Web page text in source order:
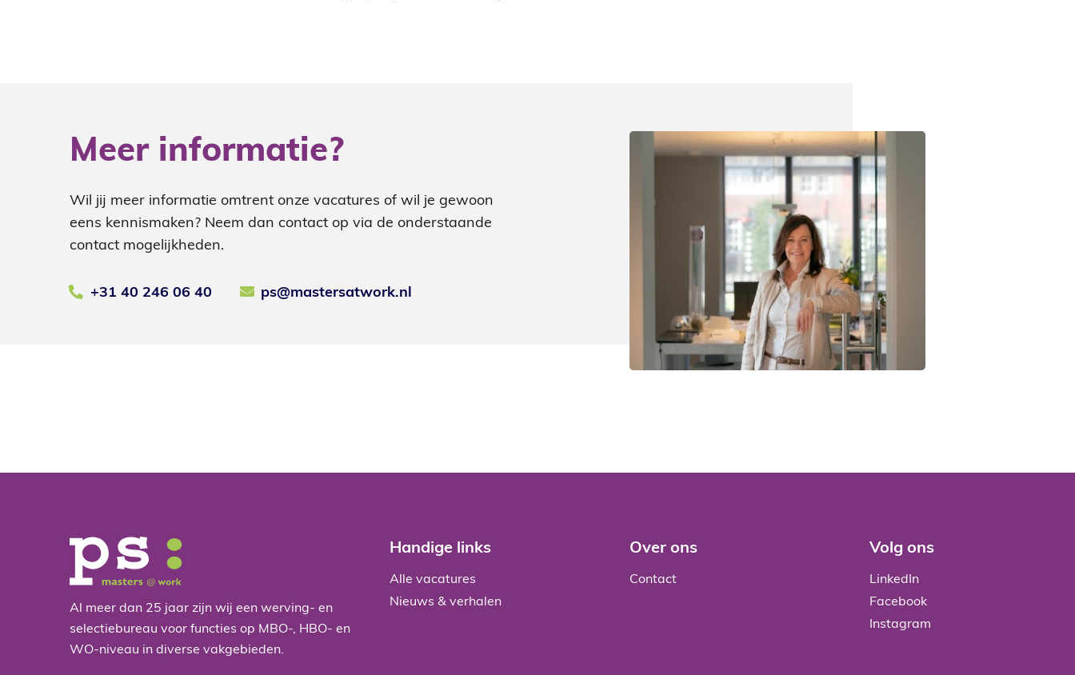
Meer informatie?
Wil jij meer informatie omtrent onze vacatures of wil je gewoon
eens kennismaken? Neem dan contact op via de onderstaande
contact mogelijkheden.
+31 40 246 06 40 ps@mastersatwork.nl
Al meer dan 25 jaar zijn wij een werving- en
selectiebureau voor functies op MBO-, HBO- en
WO-niveau in diverse vakgebieden.
Handige links
Alle vacatures
Nieuws & verhalen
Over ons
Contact
Volg ons
LinkedIn
Facebook
Instagram